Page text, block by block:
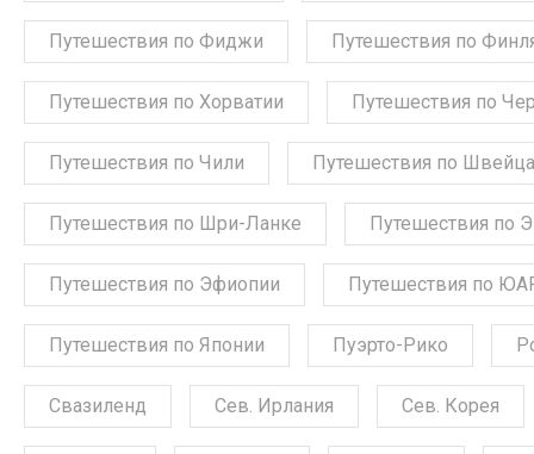
Путешествия по Фиджи Путешествия по
Путешествия по Хорватии Путешествия по
Путешествия по Чили Путешествия по
Путешествия по Шри-Ланке Путешествия по
Путешествия по Эфиопии Путешествия по
Путешествия по Японии Пуэрто-Рико
Свазиленд Сев. Ирлания Сев. Корея